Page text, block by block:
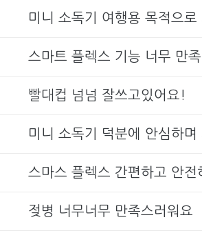
미니 소독기 여행용 목적으
스마트 플렉스 기능 너무 만
빨대컵 넘넘 잘쓰고있어요!
미니 소독기 덕분에 안심하
스마스 플렉스 간편하고 안
젖병 너무너무 만족스러워요